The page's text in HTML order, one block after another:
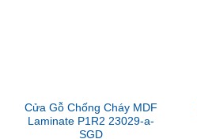
Cửa Gỗ Chống Cháy MDF
Laminate P1R2 23029-a-
SGD